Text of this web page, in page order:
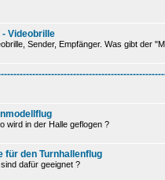
- Videobrille
Sender, Empfänger. Was gibt der
wird in der Halle geflogen ?
für den Turnhallenflug
dafür geeignet ?